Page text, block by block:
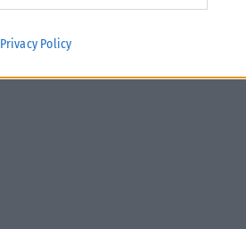
Privacy Policy